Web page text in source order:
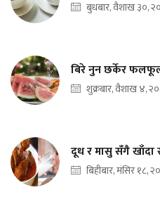
बुधबार, वैशाख ३०,
बिरे नुन छर्केर
शुक्रबार, वैशाख ४,
दूध र मासु सँगै खाँदा
बिहीबार, मंसिर १८,